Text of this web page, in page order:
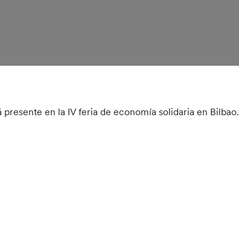
presente en la IV feria de economía solidaria en Bilbao.